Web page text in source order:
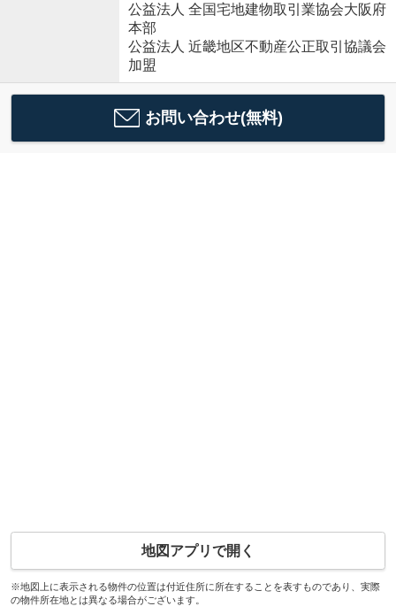
公益法人 全国宅地建物取引業協会大阪府
本部
公益法人 近畿地区不動産公正取引協議会
加盟
お問い合わせ(無料)
地図アプリで開く
※地図上に表示される物件の位置は付近住所に所在することを表すものであり、実際
の物件所在地とは異なる場合がございます。